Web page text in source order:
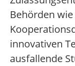
Behörden
innovativen
ausfallende